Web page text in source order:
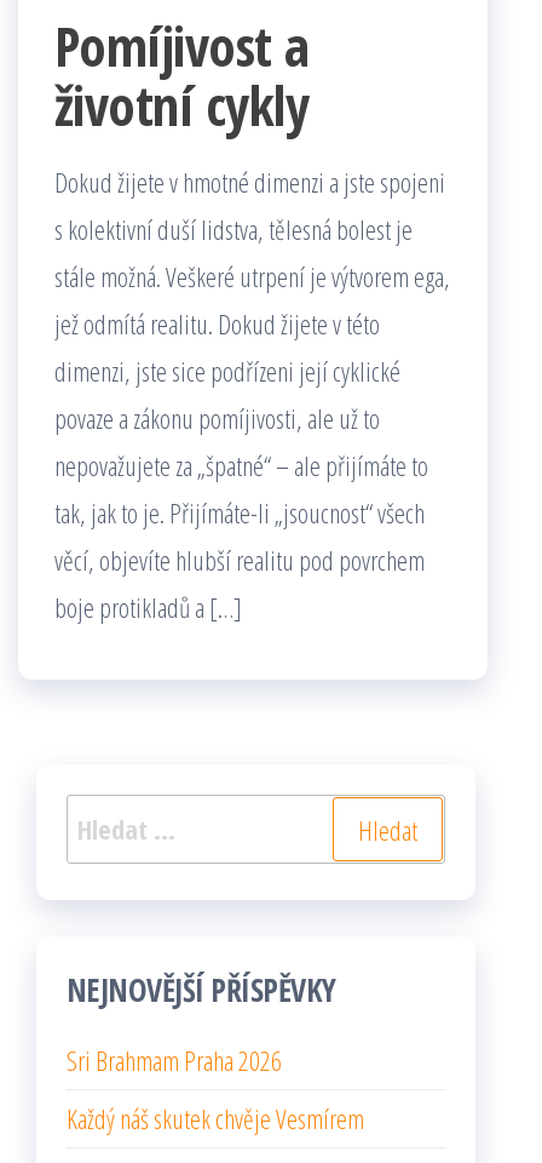
Pomíjivost a
životní cykly
Dokud žijete v hmotné dimenzi a jste spojeni
s kolektivní duší lidstva, tělesná bolest je
stále možná. Veškeré utrpení je výtvorem ega,
jež odmítá realitu. Dokud žijete v této
dimenzi, jste sice podřízeni její cyklické
povaze a zákonu pomíjivosti, ale už to
nepovažujete za „špatné“ – ale přijímáte to
tak, jak to je. Přijímáte-li „jsoucnost“ všech
věcí, objevíte hlubší realitu pod povrchem
boje protikladů a […]
Vyhledávání
NEJNOVĚJŠÍ PŘÍSPĚVKY
Sri Brahmam Praha 2026
Každý náš skutek chvěje Vesmírem